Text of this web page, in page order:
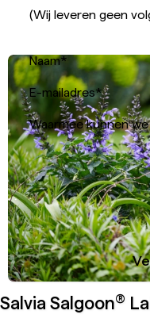
(Wij leveren geen
Naam*
E-mailadres*
Waarmee kunnen
Gerbera